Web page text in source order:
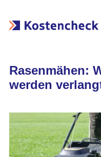
Rasenmähen:
werden